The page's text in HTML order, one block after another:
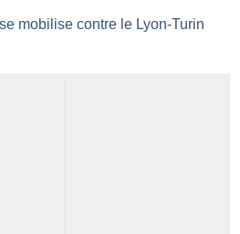
mobilise contre le Lyon-Turin